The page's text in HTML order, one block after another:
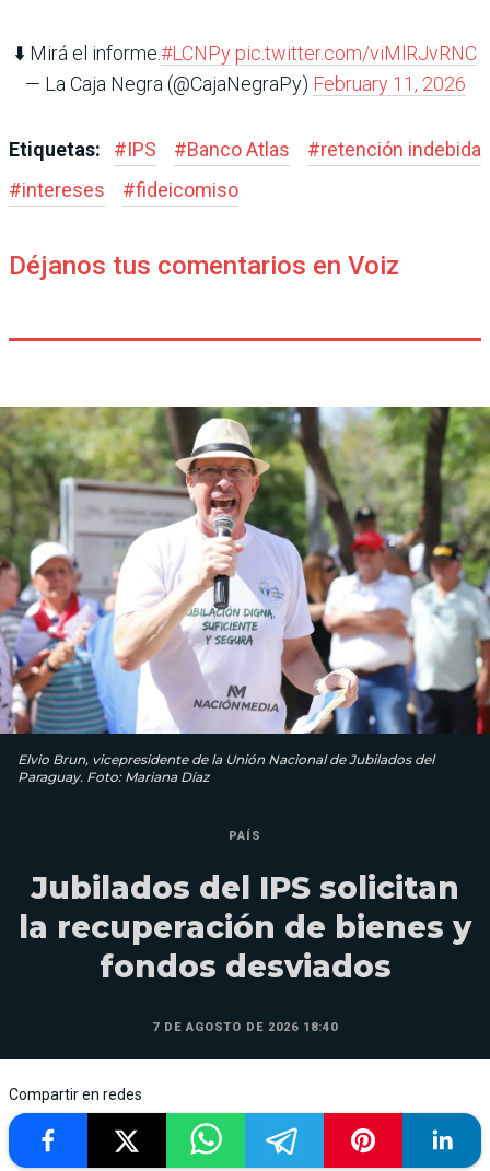
⬇️ Mirá el informe.#LCNPy pic.twitter.com/viMlRJvRNC
— La Caja Negra (@CajaNegraPy) February 11, 2026
Etiquetas: #IPS #Banco Atlas #retención indebida
#intereses #fideicomiso
Déjanos tus comentarios en Voiz
Elvio Brun, vicepresidente de la Unión Nacional de Jubilados del
Paraguay. Foto: Mariana Díaz
PAÍS
Jubilados del IPS solicitan
la recuperación de bienes y
fondos desviados
7 DE AGOSTO DE 2026 18:40
Compartir en redes